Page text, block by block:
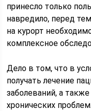
принесло только
навредило, перед
на курорт
комплексное
Дело в том, что в
получать лечение
заболеваний, а
хронических проблем.